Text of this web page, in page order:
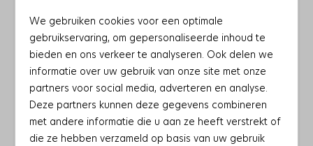
van Fluwel'. In de omgeving zijn nog veel meer
speelparken en dierentuinen te vinden! Iets
verderop vind je het piratenschip in Camperduin
en het bekende klimduin in Schoorl. Een dagje
wat minder mooi weer? Maak (tegen betaling)
gebruik van het overdekte zwembad Campanula
in Sint Maartensvlotbrug.
We gebruiken cookies voor een optimale
gebruikservaring, om gepersonaliseerde inhoud te
bieden en ons verkeer te analyseren. Ook delen we
informatie over uw gebruik van onze site met onze
partners voor social media, adverteren en analyse.
Deze partners kunnen deze gegevens combineren
met andere informatie die u aan ze heeft verstrekt of
die ze hebben verzameld op basis van uw gebruik